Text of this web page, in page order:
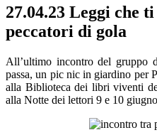
27.04.23 Leggi che
peccatori di gola
All’ultimo incontro del gruppo
passa, un pic nic in giardino per
alla Biblioteca dei libri viventi
alla Notte dei lettori 9 e 10